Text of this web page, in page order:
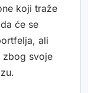
koji traže
će se
ali
zbog svoje